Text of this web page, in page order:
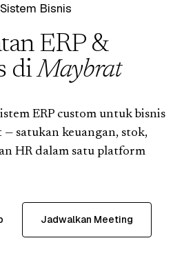
Bisnis
ERP &
diMaybrat
ERP custom untuk bisnis
— satukan keuangan, stok,
HR dalam satu platform
Jadwalkan Meeting